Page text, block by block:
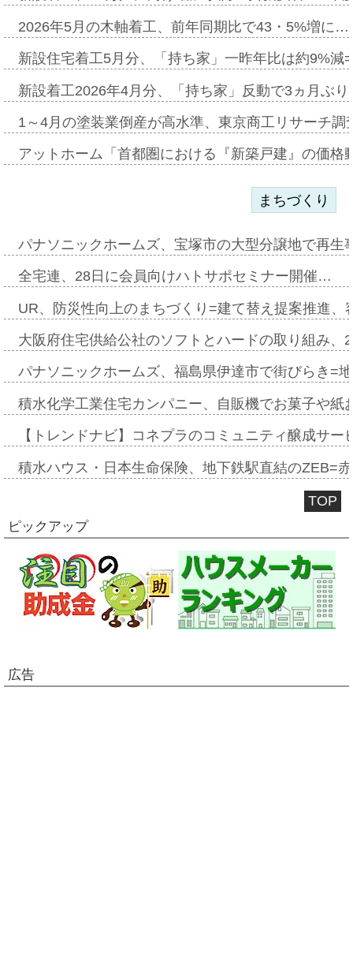
2026年5月の木軸着工、前年同期比で43・5%増に…
新設住宅着工5月分、「持ち家」一昨年比は約9%
新設着工2026年4月分、「持ち家」反動で3ヵ月ぶ
1～4月の塗装業倒産が高水準、東京商工リサーチ
アットホーム「首都圏における『新築戸建』の価
まちづくり
パナソニックホームズ、宝塚市の大型分譲地で再
全宅連、28日に会員向けハトサポセミナー開催…
UR、防災性向上のまちづくり=建て替え提案推進
大阪府住宅供給公社のソフトとハードの取り組み
パナソニックホームズ、福島県伊達市で街びらき=
積水化学工業住宅カンパニー、自販機でお菓子や
【トレンドナビ】コネプラのコミュニティ醸成サ
積水ハウス・日本生命保険、地下鉄駅直結のZEB=
TOP
ピックアップ
広告